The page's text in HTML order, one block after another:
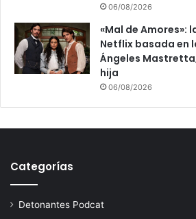
06/08/2026
«Mal de Amores»:
Netflix basada en
Ángeles
hija
06/08/2026
Categorías
Detonantes Podcat